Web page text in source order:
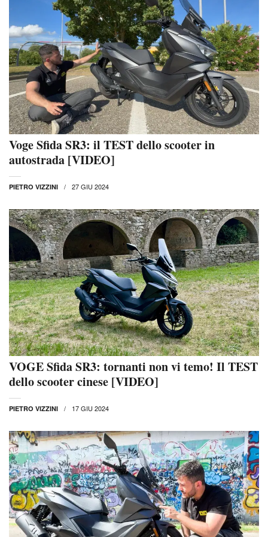
Voge Sfida SR3: il TEST dello scooter in
autostrada [VIDEO]
PIETRO VIZZINI 27 GIU 2024
VOGE Sfida SR3: tornanti non vi temo! Il TEST
dello scooter cinese [VIDEO]
PIETRO VIZZINI 17 GIU 2024